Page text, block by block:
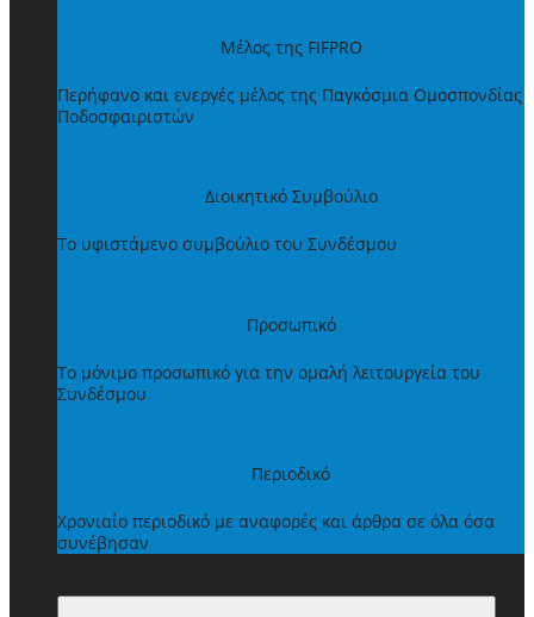
Μέλος της FIFPRO
Περήφανο και ενεργές μέλος της Παγκόσμια Ομοσπονδίας
Ποδοσφαιριστών
Διοικητικό Συμβούλιο
Το υφιστάμενο συμβούλιο του Συνδέσμου
Προσωπικό
Το μόνιμο προσωπικό για την ομαλή λειτουργεία του
Συνδέσμου
Περιοδικό
Χρονιαίο περιοδικό με αναφορές και άρθρα σε όλα όσα
συνέβησαν